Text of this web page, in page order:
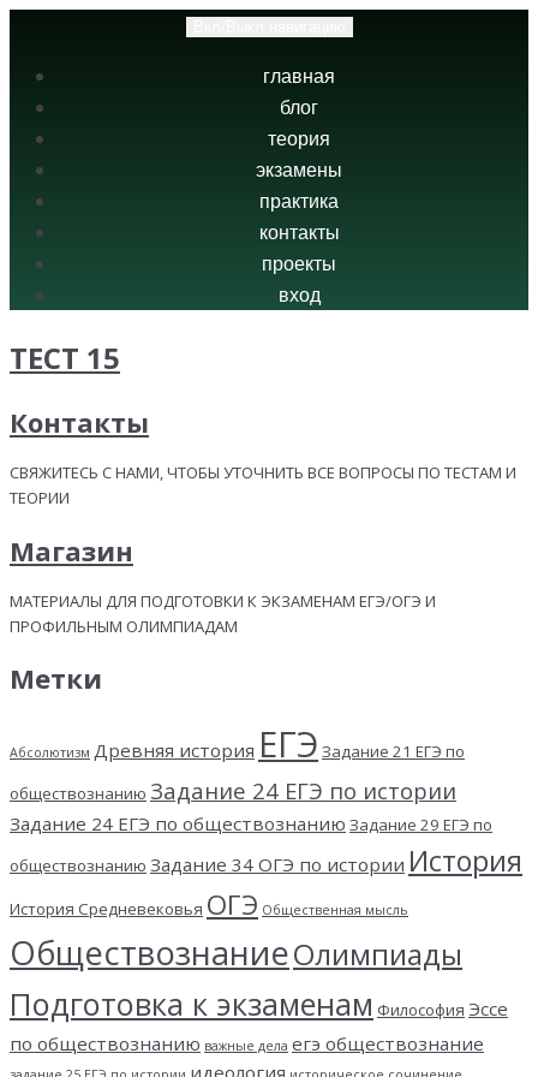
главная
блог
теория
экзамены
практика
контакты
проекты
вход
ТЕСТ 15
Контакты
СВЯЖИТЕСЬ С НАМИ, ЧТОБЫ УТОЧНИТЬ ВСЕ ВОПРОСЫ ПО ТЕСТАМ И
ТЕОРИИ
Магазин
МАТЕРИАЛЫ ДЛЯ ПОДГОТОВКИ К ЭКЗАМЕНАМ ЕГЭ/ОГЭ И
ПРОФИЛЬНЫМ ОЛИМПИАДАМ
Метки
Абсолютизм Древняя история ЕГЭ Задание 21 ЕГЭ по
обществознанию Задание 24 ЕГЭ по истории
Задание 24 ЕГЭ по обществознанию Задание 29 ЕГЭ по
обществознанию Задание 34 ОГЭ по истории История
История Средневековья ОГЭ Общественная мысль
ОбществознаниеОлимпиады
Подготовка к экзаменам Философия Эссе
по обществознанию важные дела егэ обществознание